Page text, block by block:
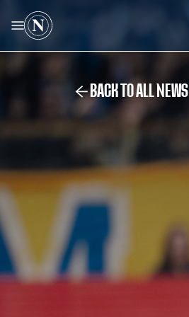
BACK TO ALL NEWS